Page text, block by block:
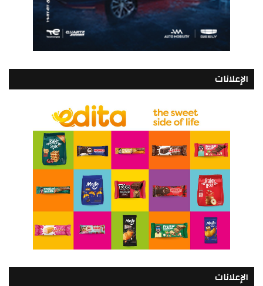
الإعلانات
الإعلانات